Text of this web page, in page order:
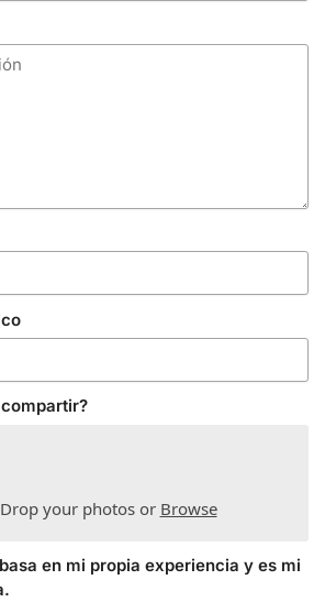
your photos or Browse
en mi propia experiencia y es mi